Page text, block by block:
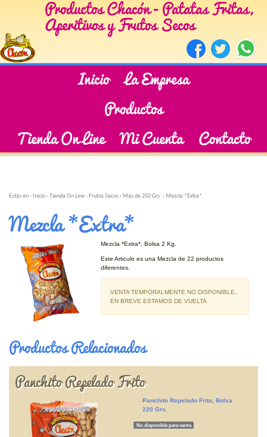
Productos Chacón - Patatas Fritas,
Aperitivos y Frutos Secos
Inicio La Empresa
Productos
Tienda On Line Mi Cuenta Contacto
Estás en › Inicio ›Tienda On Line › Frutos Secos › Más de 250 Grs. › Mezcla *Extra*
Mezcla *Extra*
Mezcla *Extra*, Bolsa 2 Kg.
Este Articulo es una Mezcla de 22 productos
diferentes.
VENTA TEMPORALMENTE NO DISPONIBLE,
EN BREVE ESTAMOS DE VUELTA
Productos Relacionados
Panchito Repelado Frito
Panchito Repelado Frito, Bolsa
220 Grs.
No disponible para venta